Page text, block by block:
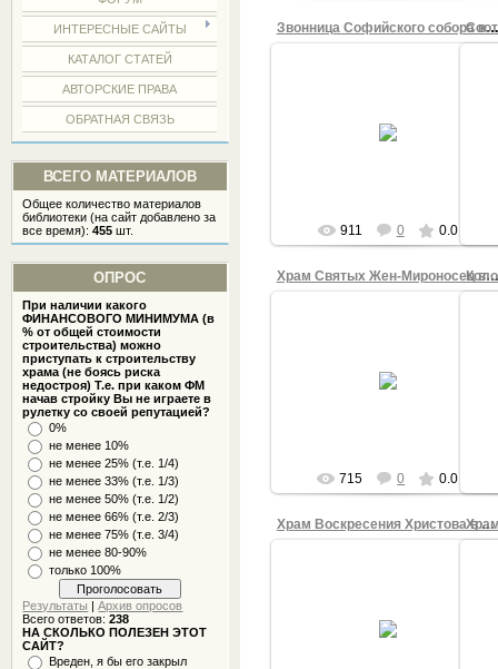
ИНТЕРЕСНЫЕ САЙТЫ
КАТАЛОГ СТАТЕЙ
АВТОРСКИЕ ПРАВА
ОБРАТНАЯ СВЯЗЬ
ВСЕГО МАТЕРИАЛОВ
Общее количество материалов
библиотеки (на сайт добавлено за
все время):455 шт.
ОПРОС
При наличии какого
ФИНАНСОВОГО МИНИМУМА (в
% от общей стоимости
строительства) можно
приступать к строительству
храма (не боясь риска
недостроя) Т.е. при каком ФМ
начав стройку Вы не играете в
рулетку со своей репутацией?
0%
не менее 10%
не менее 25% (т.е. 1/4)
не менее 33% (т.е. 1/3)
не менее 50% (т.е. 1/2)
не менее 66% (т.е. 2/3)
не менее 75% (т.е. 3/4)
не менее 80-90%
только 100%
Результаты |Архив опросов
Всего ответов:238
НА СКОЛЬКО ПОЛЕЗЕН ЭТОТ
САЙТ?
Вреден, я бы его закрыл
Звонница Софийского собора в Великом Новгороде
911 0 0.0
Храм Святых Жен-Мироносец в Барановичах
715 0 0.0
Храм Воскресения Христова в Крыму